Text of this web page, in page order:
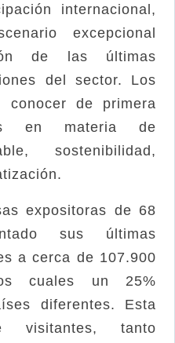
internacional,
excepcional
de las últimas
del sector. Los
conocer de primera
en materia de
sostenibilidad,
expositoras de 68
sus últimas
a cerca de 107.900
cuales un 25%
diferentes. Esta
visitantes, tanto